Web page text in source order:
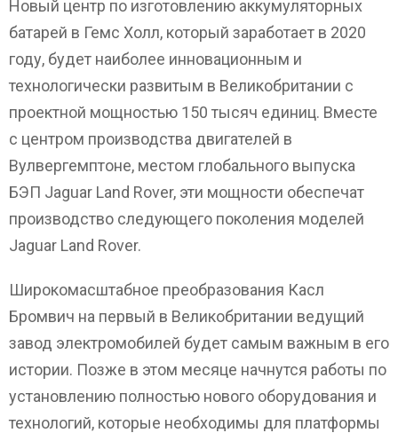
Новый центр по изготовлению аккумуляторных
батарей в Гемс Холл, который заработает в 2020
году, будет наиболее инновационным и
технологически развитым в Великобритании с
проектной мощностью 150 тысяч единиц. Вместе
с центром производства двигателей в
Вулвергемптоне, местом глобального выпуска
БЭП Jaguar Land Rover, эти мощности обеспечат
производство следующего поколения моделей
Jaguar Land Rover.
Широкомасштабное преобразования Касл
Бромвич на первый в Великобритании ведущий
завод электромобилей будет самым важным в его
истории. Позже в этом месяце начнутся работы по
установлению полностью нового оборудования и
технологий, которые необходимы для платформы